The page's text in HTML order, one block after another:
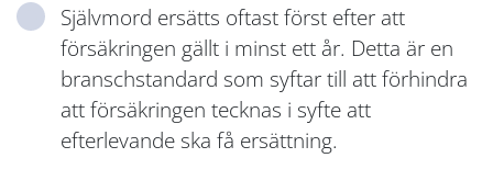
Självmord ersätts oftast först efter att
försäkringen gällt i minst ett år. Detta är en
branschstandard som syftar till att förhindra
att försäkringen tecknas i syfte att
efterlevande ska få ersättning.